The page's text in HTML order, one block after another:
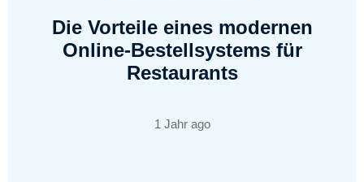
Die Vorteile eines modernen
Online-Bestellsystems für
Restaurants
1 Jahr ago